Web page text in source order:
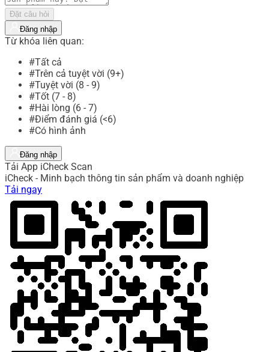
Đặt câu hỏi
Đăng nhập
Từ khóa liên quan:
#Tất cả
#Trên cả tuyệt vời (9+)
#Tuyệt vời (8 - 9)
#Tốt (7 - 8)
#Hài lòng (6 - 7)
#Điểm đánh giá (<6)
#Có hình ảnh
Đăng nhập
Tải App iCheck Scan
iCheck - Minh bạch thông tin sản phẩm và doanh nghiệp
Tải ngay